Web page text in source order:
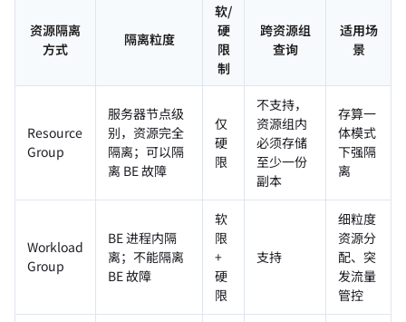
资源隔离
方式
隔离粒度
软/
硬
限
制
跨资源组
查询
适用场
景
Resource
Group
服务器节点级
别，资源完全
隔离；可以隔
离 BE 故障
仅
硬
限
不支持，
资源组内
必须存储
至少一份
副本
存算一
体模式
下强隔
离
Workload
Group
BE 进程内隔
离；不能隔离
BE 故障
软
限
+
硬
限
支持
细粒度
资源分
配、突
发流量
管控